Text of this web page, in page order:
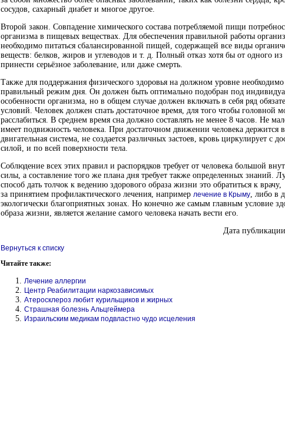
сосудов, сахарный диабет и многое другое.
Второй закон. Совпадение химического состава потребляемой пищи
организма в пищевых веществах. Для обеспечения правильной работы
необходимо питаться сбалансированной пищей, содержащей все виды
веществ: белков, жиров и углеводов и т. д. Полный отказ хотя бы от одного
принести серьёзное заболевание, или даже смерть.
Также для поддержания физического здоровья на должном уровне необходимо
правильный режим дня. Он должен быть оптимально подобран под
особенности организма, но в общем случае должен включать в себя ряд
условий. Человек должен спать достаточное время, для того чтобы головной
расслабиться. В среднем время сна должно составлять не менее 8 часов. Не
имеет подвижность человека. При достаточном движении человека держится
двигательная система, не создается различных застоев, кровь циркулирует с
силой, и по всей поверхности тела.
Соблюдение всех этих правил и распорядков требует от человека большой
силы, а составление того же плана дня требует также определенных знаний.
способ дать толчок к ведению здорового образа жизни это обратиться к врачу,
за принятием профилактического лечения, например лечение в Крыму, либо в
экологически благоприятных зонах. Но конечно же самым главным условие
образа жизни, является желание самого человека начать вести его.
Дата
Вернуться к списку
Читайте также:
Лечение аллергии
Центр Реабилитации наркозависимых
Атеросклероз любит курильщиков и жирных
Страшная болезнь Альцгеймера
Израильским медикам подвластно чудо исцеления